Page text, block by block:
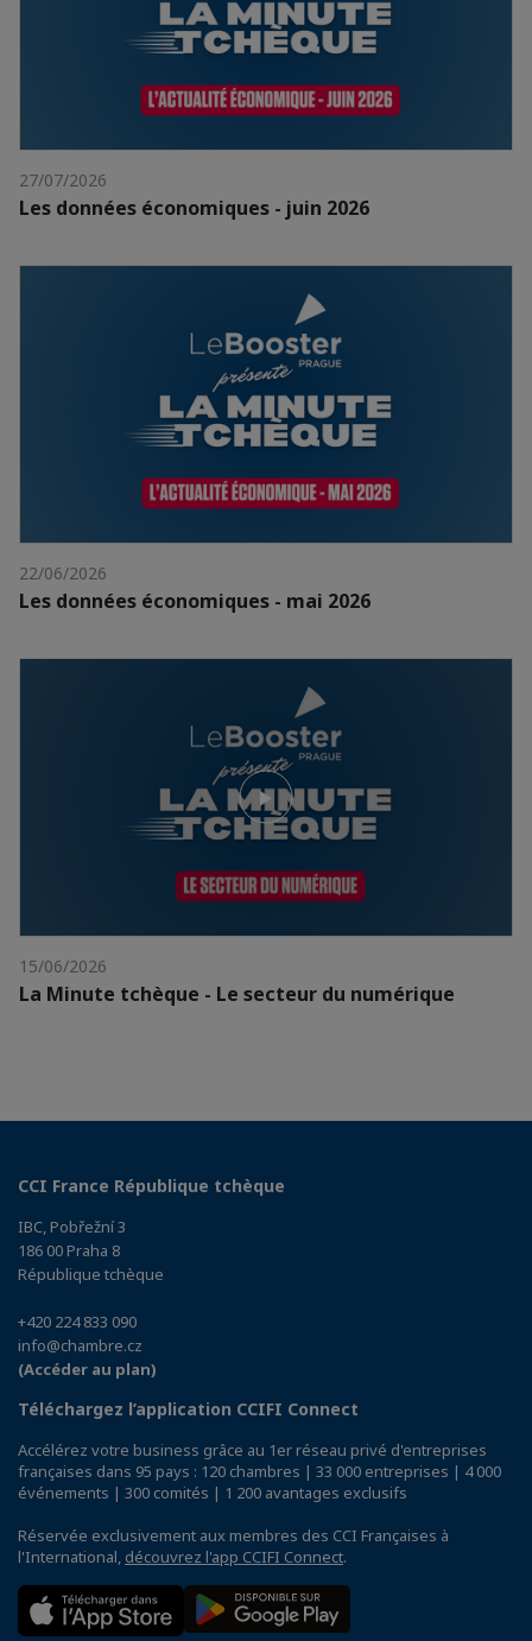
27/07/2026
Les données économiques - juin 2026
22/06/2026
Les données économiques - mai 2026
15/06/2026
La Minute tchèque - Le secteur du numérique
CCI France République tchèque
IBC, Pobřežní 3
186 00 Praha 8
République tchèque
+420 224 833 090
info@chambre.cz
(Accéder au plan)
Téléchargez l’application CCIFI Connect
Accélérez votre business grâce au 1er réseau privé d'entreprises
françaises dans 95 pays : 120 chambres | 33 000 entreprises | 4 000
événements | 300 comités | 1 200 avantages exclusifs
Réservée exclusivement aux membres des CCI Françaises à
l'International, découvrez l'app CCIFI Connect.